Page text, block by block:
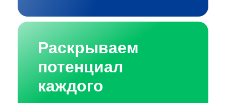
Раскрываем
потенциал
каждого